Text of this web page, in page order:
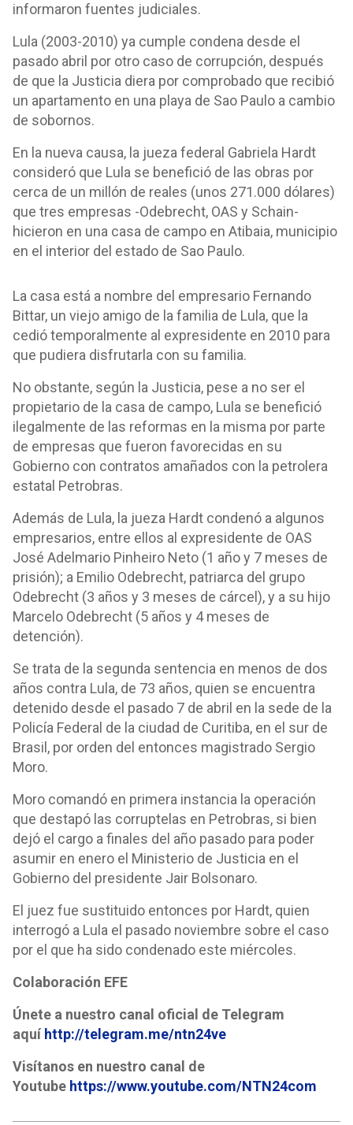
informaron fuentes judiciales.
Lula (2003-2010) ya cumple condena desde el
pasado abril por otro caso de corrupción, después
de que la Justicia diera por comprobado que recibió
un apartamento en una playa de Sao Paulo a cambio
de sobornos.
En la nueva causa, la jueza federal Gabriela Hardt
consideró que Lula se benefició de las obras por
cerca de un millón de reales (unos 271.000 dólares)
que tres empresas -Odebrecht, OAS y Schain-
hicieron en una casa de campo en Atibaia, municipio
en el interior del estado de Sao Paulo.
La casa está a nombre del empresario Fernando
Bittar, un viejo amigo de la familia de Lula, que la
cedió temporalmente al expresidente en 2010 para
que pudiera disfrutarla con su familia.
No obstante, según la Justicia, pese a no ser el
propietario de la casa de campo, Lula se benefició
ilegalmente de las reformas en la misma por parte
de empresas que fueron favorecidas en su
Gobierno con contratos amañados con la petrolera
estatal Petrobras.
Además de Lula, la jueza Hardt condenó a algunos
empresarios, entre ellos al expresidente de OAS
José Adelmario Pinheiro Neto (1 año y 7 meses de
prisión); a Emilio Odebrecht, patriarca del grupo
Odebrecht (3 años y 3 meses de cárcel), y a su hijo
Marcelo Odebrecht (5 años y 4 meses de
detención).
Se trata de la segunda sentencia en menos de dos
años contra Lula, de 73 años, quien se encuentra
detenido desde el pasado 7 de abril en la sede de la
Policía Federal de la ciudad de Curitiba, en el sur de
Brasil, por orden del entonces magistrado Sergio
Moro.
Moro comandó en primera instancia la operación
que destapó las corruptelas en Petrobras, si bien
dejó el cargo a finales del año pasado para poder
asumir en enero el Ministerio de Justicia en el
Gobierno del presidente Jair Bolsonaro.
El juez fue sustituido entonces por Hardt, quien
interrogó a Lula el pasado noviembre sobre el caso
por el que ha sido condenado este miércoles.
Colaboración EFE
Únete a nuestro canal oficial de Telegram
aquí http://telegram.me/ntn24ve
Visítanos en nuestro canal de
Youtube https://www.youtube.com/NTN24com